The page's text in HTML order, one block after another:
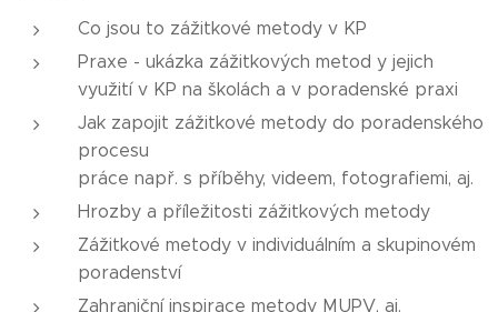
Co jsou to zážitkové metody v KP
Praxe - ukázka zážitkových metod y jejich
využití v KP na školách a v poradenské praxi
Jak zapojit zážitkové metody do poradenského
procesu
práce např. s příběhy, videem, fotografiemi, aj.
Hrozby a příležitosti zážitkových metody
Zážitkové metody v individuálním a skupinovém
poradenství
Zahraniční inspirace metody MUPV, aj.